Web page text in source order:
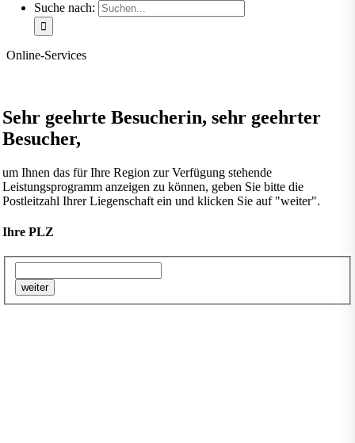
Suche nach:
Online-Services
Sehr geehrte Besucherin, sehr geehrter
Besucher,
um Ihnen das für Ihre Region zur Verfügung stehende
Leistungsprogramm anzeigen zu können, geben Sie bitte die
Postleitzahl Ihrer Liegenschaft ein und klicken Sie auf "weiter".
Ihre PLZ